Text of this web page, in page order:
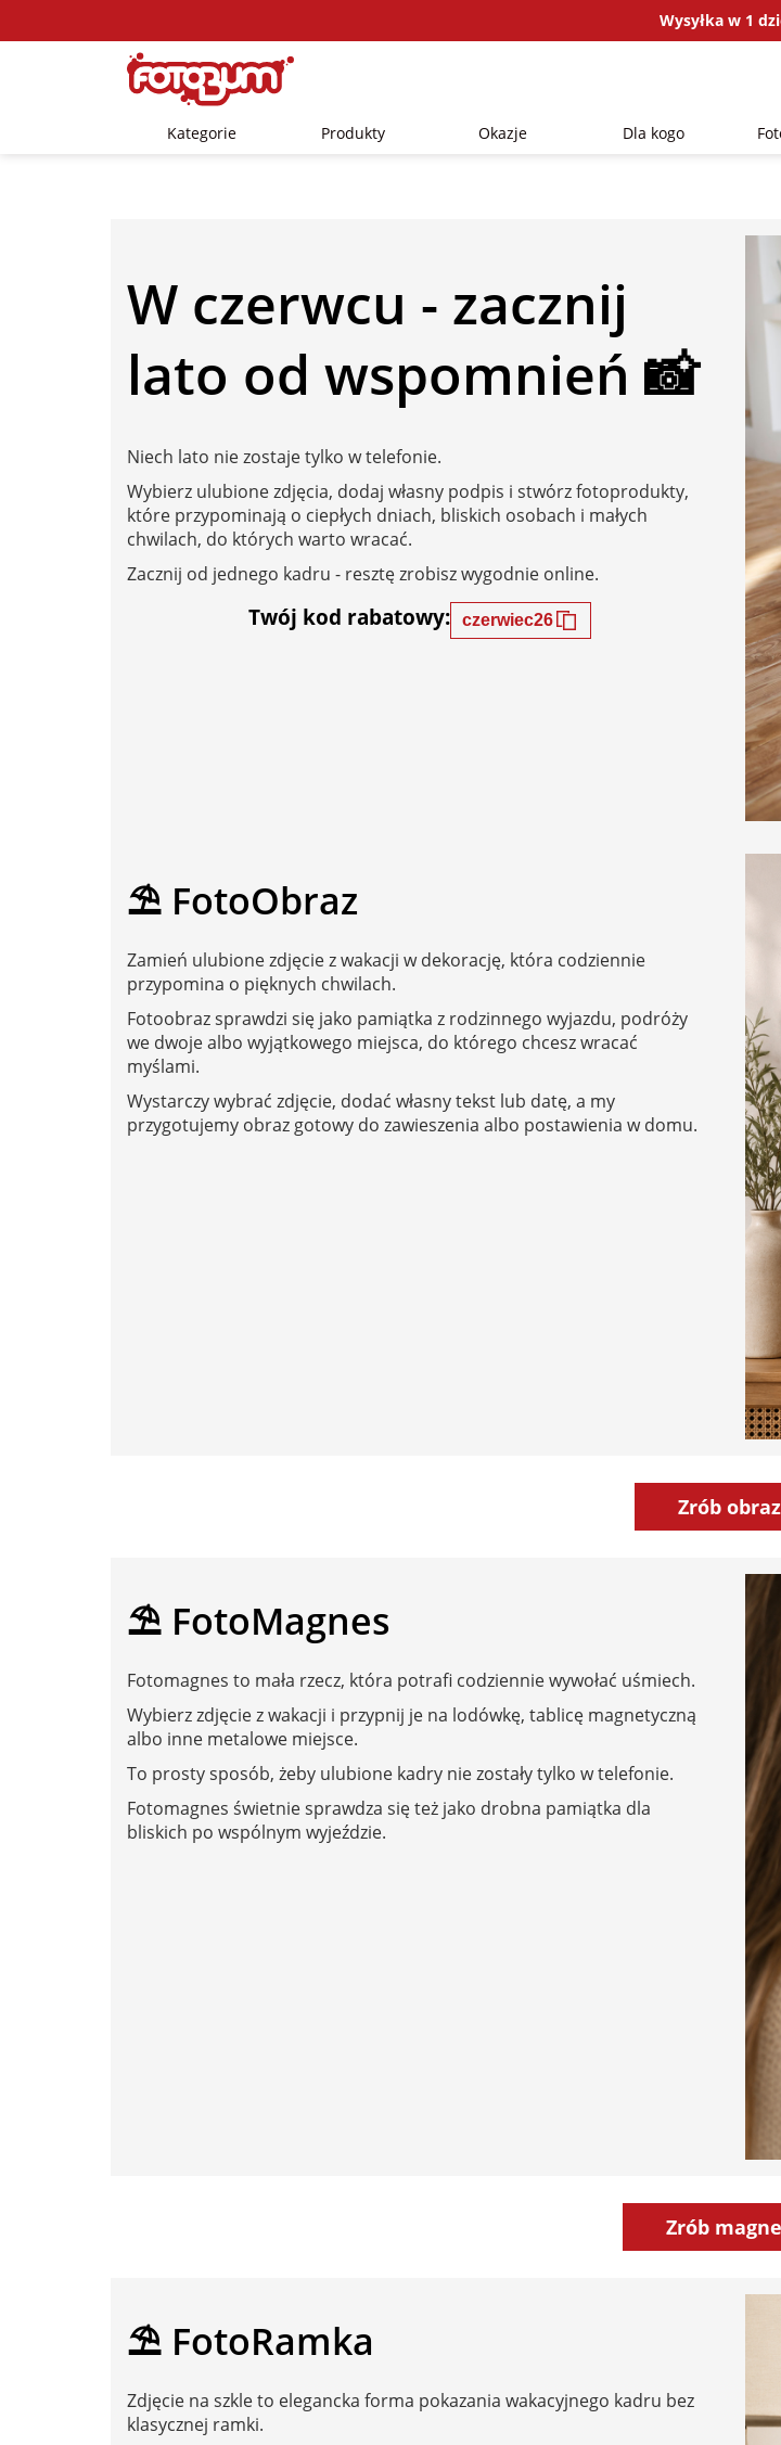
Wysyłka w 1
Kategorie Produkty Okazje Dla kogo
W czerwcu - zacznij
lato od wspomnień 📸
Niech lato nie zostaje tylko w telefonie.
Wybierz ulubione zdjęcia, dodaj własny podpis i stwórz fotoprodukty,
które przypominają o ciepłych dniach, bliskich osobach i małych
chwilach, do których warto wracać.
Zacznij od jednego kadru - resztę zrobisz wygodnie online.
Twój kod rabatowy: czerwiec26
⛱️ FotoObraz
Zamień ulubione zdjęcie z wakacji w dekorację, która codziennie
przypomina o pięknych chwilach.
Fotoobraz sprawdzi się jako pamiątka z rodzinnego wyjazdu, podróży
we dwoje albo wyjątkowego miejsca, do którego chcesz wracać
myślami.
Wystarczy wybrać zdjęcie, dodać własny tekst lub datę, a my
przygotujemy obraz gotowy do zawieszenia albo postawienia w domu.
Zrób obraz
⛱️ FotoMagnes
Fotomagnes to mała rzecz, która potrafi codziennie wywołać uśmiech.
Wybierz zdjęcie z wakacji i przypnij je na lodówkę, tablicę magnetyczną
albo inne metalowe miejsce.
To prosty sposób, żeby ulubione kadry nie zostały tylko w telefonie.
Fotomagnes świetnie sprawdza się też jako drobna pamiątka dla
bliskich po wspólnym wyjeździe.
Zrób
⛱️ FotoRamka
Zdjęcie na szkle to elegancka forma pokazania wakacyjnego kadru bez
klasycznej ramki.